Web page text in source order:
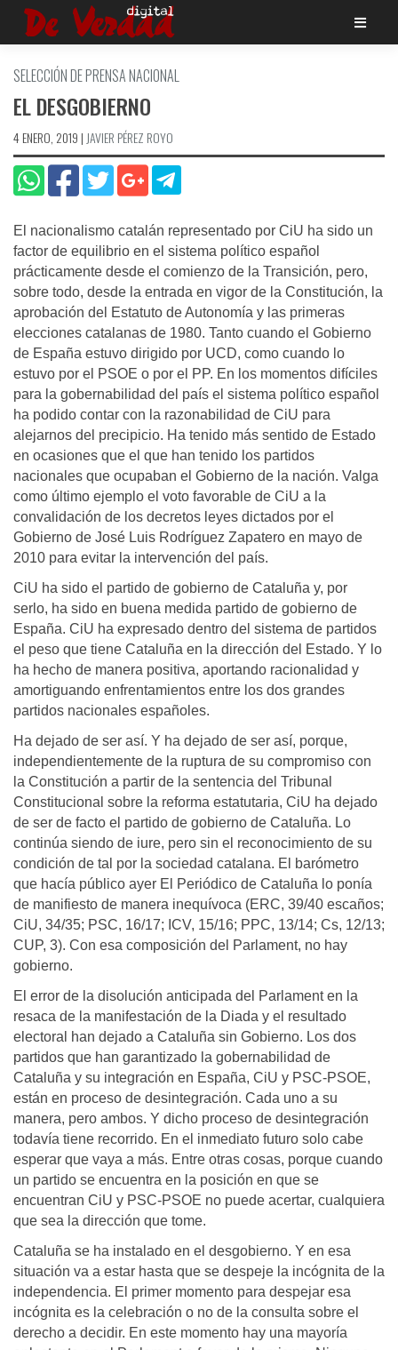
Saltar
SELECCIÓN DE PRENSA NACIONAL
EL DESGOBIERNO
4 ENERO, 2019 | JAVIER PÉREZ ROYO
El nacionalismo catalán representado por CiU ha sido un
factor de equilibrio en el sistema político español
prácticamente desde el comienzo de la Transición, pero,
sobre todo, desde la entrada en vigor de la Constitución, la
aprobación del Estatuto de Autonomía y las primeras
elecciones catalanas de 1980. Tanto cuando el Gobierno
de España estuvo dirigido por UCD, como cuando lo
estuvo por el PSOE o por el PP. En los momentos difíciles
para la gobernabilidad del país el sistema político español
ha podido contar con la razonabilidad de CiU para
alejarnos del precipicio. Ha tenido más sentido de Estado
en ocasiones que el que han tenido los partidos
nacionales que ocupaban el Gobierno de la nación. Valga
como último ejemplo el voto favorable de CiU a la
convalidación de los decretos leyes dictados por el
Gobierno de José Luis Rodríguez Zapatero en mayo de
2010 para evitar la intervención del país.
CiU ha sido el partido de gobierno de Cataluña y, por
serlo, ha sido en buena medida partido de gobierno de
España. CiU ha expresado dentro del sistema de partidos
el peso que tiene Cataluña en la dirección del Estado. Y lo
ha hecho de manera positiva, aportando racionalidad y
amortiguando enfrentamientos entre los dos grandes
partidos nacionales españoles.
Ha dejado de ser así. Y ha dejado de ser así, porque,
independientemente de la ruptura de su compromiso con
la Constitución a partir de la sentencia del Tribunal
Constitucional sobre la reforma estatutaria, CiU ha dejado
de ser de facto el partido de gobierno de Cataluña. Lo
continúa siendo de iure, pero sin el reconocimiento de su
condición de tal por la sociedad catalana. El barómetro
que hacía público ayer El Periódico de Cataluña lo ponía
de manifiesto de manera inequívoca (ERC, 39/40 escaños;
CiU, 34/35; PSC, 16/17; ICV, 15/16; PPC, 13/14; Cs, 12/13;
CUP, 3). Con esa composición del Parlament, no hay
gobierno.
El error de la disolución anticipada del Parlament en la
resaca de la manifestación de la Diada y el resultado
electoral han dejado a Cataluña sin Gobierno. Los dos
partidos que han garantizado la gobernabilidad de
Cataluña y su integración en España, CiU y PSC-PSOE,
están en proceso de desintegración. Cada uno a su
manera, pero ambos. Y dicho proceso de desintegración
todavía tiene recorrido. En el inmediato futuro solo cabe
esperar que vaya a más. Entre otras cosas, porque cuando
un partido se encuentra en la posición en que se
encuentran CiU y PSC-PSOE no puede acertar, cualquiera
que sea la dirección que tome.
Cataluña se ha instalado en el desgobierno. Y en esa
situación va a estar hasta que se despeje la incógnita de la
independencia. El primer momento para despejar esa
incógnita es la celebración o no de la consulta sobre el
derecho a decidir. En este momento hay una mayoría